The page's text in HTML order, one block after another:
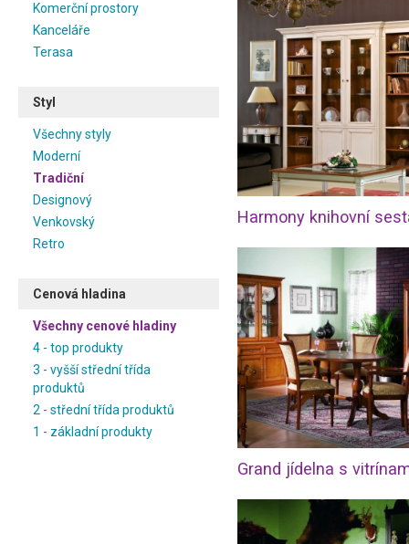
Komerční prostory
Kanceláře
Terasa
Styl
Všechny styly
Moderní
Tradiční
Designový
Venkovský
Retro
Cenová hladina
Všechny cenové hladiny
4 - top produkty
3 - vyšší střední třída
produktů
2 - střední třída produktů
1 - základní produkty